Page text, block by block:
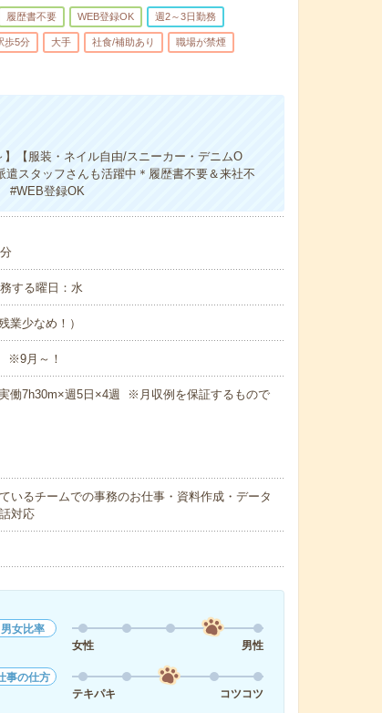
履歴書不要 WEB登録OK 週2～3日勤務
歩5分 大手 社食/補助あり 職場が禁煙
】【服装・ネイル自由/スニーカー・デニムO
スタッフさんも活躍中＊履歴書不要＆来社不
#WEB登録OK
する曜日：水
業少なめ！）
※9月～！
働7h30m×週5日×4週 ※月収例を保証するもので
いるチームでの事務のお仕事・資料作成・データ
対応
男女比率
女性
男性
事の仕方
テキパキ
コツコツ